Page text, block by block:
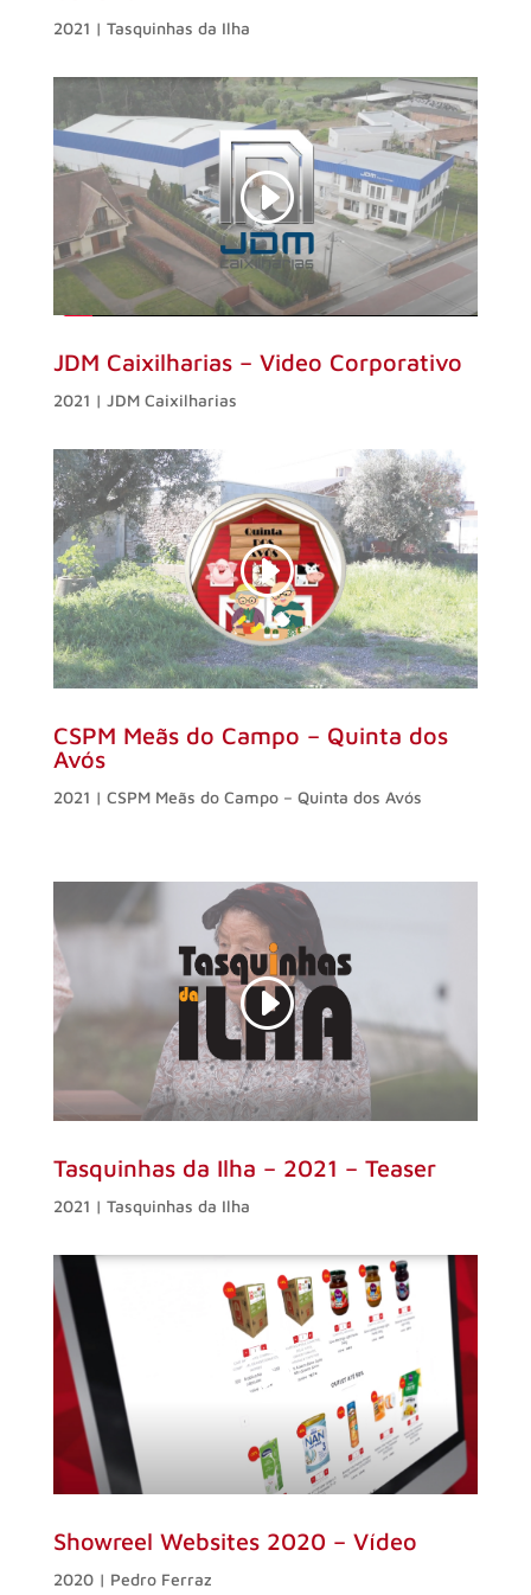
2021 | Tasquinhas da Ilha
JDM Caixilharias – Video Corporativo
2021 | JDM Caixilharias
CSPM Meãs do Campo – Quinta dos
Avós
2021 | CSPM Meãs do Campo – Quinta dos Avós
Tasquinhas da Ilha – 2021 – Teaser
2021 | Tasquinhas da Ilha
Showreel Websites 2020 – Vídeo
2020 | Pedro Ferraz